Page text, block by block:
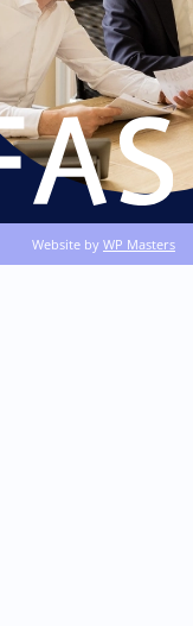
Website by WP Masters